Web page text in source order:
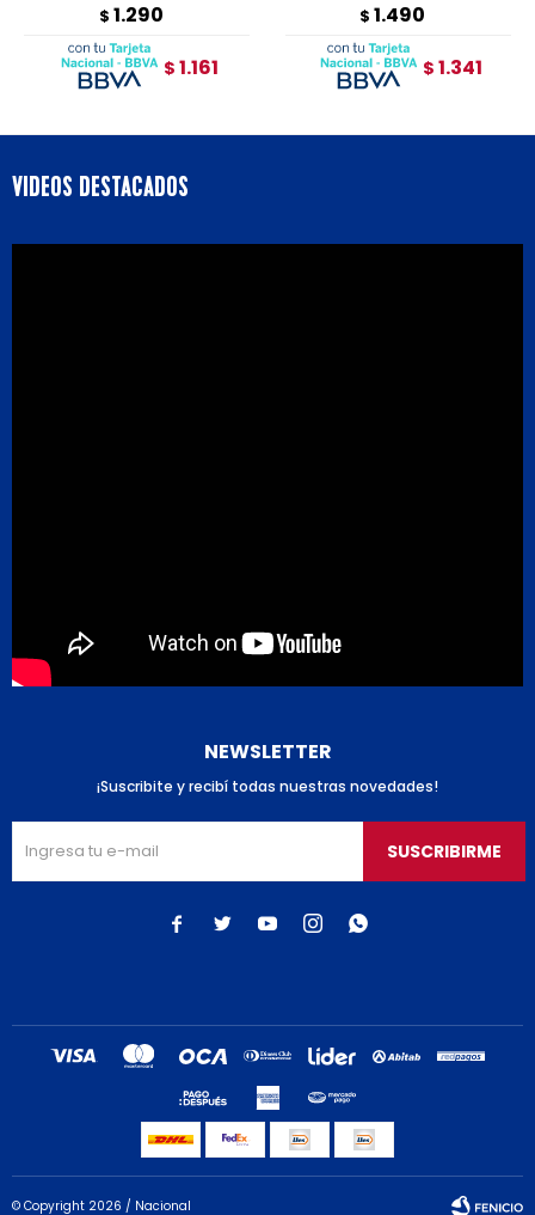
$ 1.290
$ 1.161
$ 1.490
$ 1.341
VIDEOS DESTACADOS
NEWSLETTER
¡Suscribite y recibí todas nuestras novedades!
SUSCRIBIRME
    
© Copyright 2026 / Nacional